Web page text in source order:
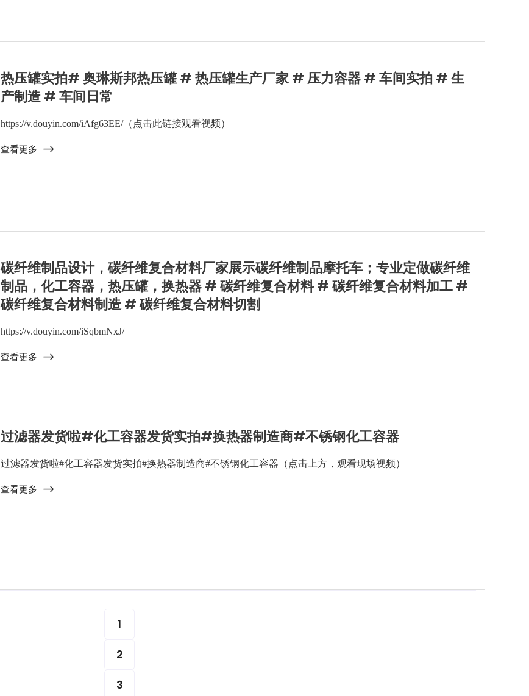
热压罐实拍# 奥琳斯邦热压罐 # 热压罐生产厂家 # 压力容器 # 车间实拍 # 生
产制造 # 车间日常
https://v.douyin.com/iAfg63EE/（点击此链接观看视频）
查看更多
碳纤维制品设计，碳纤维复合材料厂家展示碳纤维制品摩托车；专业定做碳纤维
制品，化工容器，热压罐，换热器 # 碳纤维复合材料 # 碳纤维复合材料加工 #
碳纤维复合材料制造 # 碳纤维复合材料切割
https://v.douyin.com/iSqbmNxJ/
查看更多
过滤器发货啦#化工容器发货实拍#换热器制造商#不锈钢化工容器
过滤器发货啦#化工容器发货实拍#换热器制造商#不锈钢化工容器（点击上方，观看现场视频）
查看更多
1
2
3